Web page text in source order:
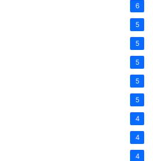
6
5
5
5
5
5
4
4
4